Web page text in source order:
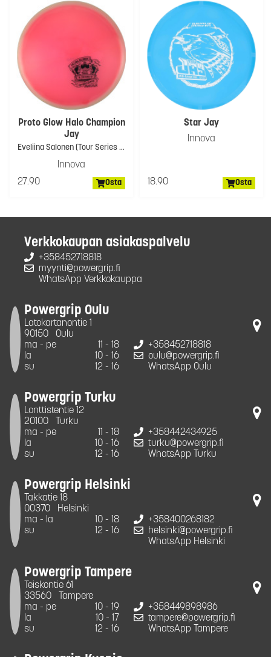
Proto Glow Halo Champion
Jay
Eveliina Salonen (Tour Series 2025)
Innova
27.90
Osta
Star Jay
Innova
18.90 Osta
Verkkokaupan asiakaspalvelu
+358452718818
myynti@powergrip.fi
WhatsApp Verkkokauppa
Powergrip Oulu
Latokartanontie 1
90150
Oulu
ma - pe
11 - 18
la
10 - 16
su
12 - 16
+358452718818
oulu@powergrip.fi
WhatsApp Oulu
Powergrip Turku
Lonttistentie 12
20100
Turku
ma - pe
11 - 18
la
10 - 16
su
12 - 16
+358442434925
turku@powergrip.fi
WhatsApp Turku
Powergrip Helsinki
Takkatie 18
00370
Helsinki
ma - la
10 - 18
su
12 - 16
+358400268182
helsinki@powergrip.fi
WhatsApp Helsinki
Powergrip Tampere
Teiskontie 61
33560
Tampere
ma - pe
10 - 19
la
10 - 17
su
12 - 16
+358449898986
tampere@powergrip.fi
WhatsApp Tampere